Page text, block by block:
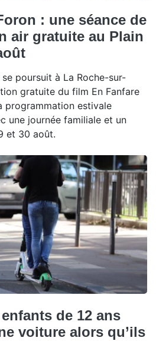
: une séance de
air gratuite au Plain
se poursuit à La Roche-sur-
gratuite du film En Fanfare
programmation estivale
une journée familiale et un
et 30 août.
de 12 ans
voiture alors qu’ils